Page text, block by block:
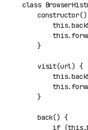
class
constructor(
this.
this.
    }
visit(url) {
this.
this.
    }
back() {
if (this.